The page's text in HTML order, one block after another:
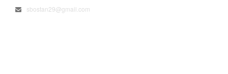
sbostan29@gmail.com